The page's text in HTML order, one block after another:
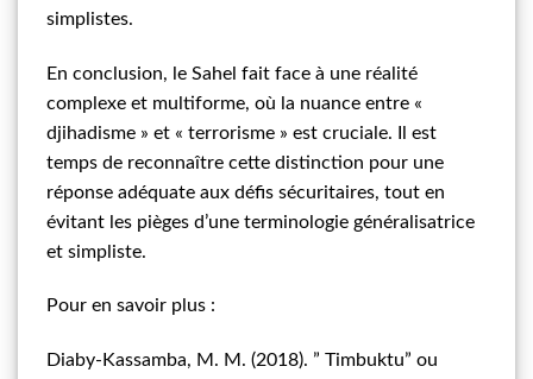
simplistes.
En conclusion, le Sahel fait face à une réalité
complexe et multiforme, où la nuance entre «
djihadisme » et « terrorisme » est cruciale. Il est
temps de reconnaître cette distinction pour une
réponse adéquate aux défis sécuritaires, tout en
évitant les pièges d’une terminologie généralisatrice
et simpliste.
Pour en savoir plus :
Diaby-Kassamba, M. M. (2018). ” Timbuktu” ou